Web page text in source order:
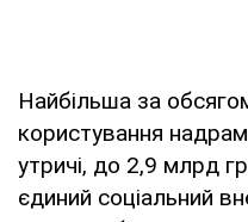
Найбільша за
користування
утричі, до 2,9 млрд
єдиний соціальний